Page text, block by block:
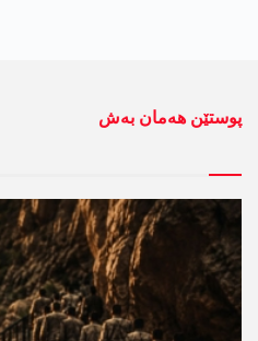
پوستێن ھەمان بەش